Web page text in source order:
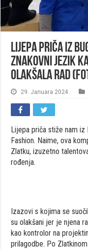
Lijepa priča iz
znakovni jezik
olakšala rad
29. Januara 2024.
Lijepa priča stiže nam
Fashion. Naime, ova
Zlatku, izuzetno
rođenja.
Izazovi s kojima se
su olakšani jer je njena
kao kontrolor na
prilagodbe. Po